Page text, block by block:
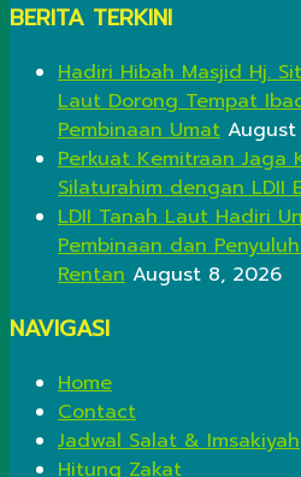
BERITA TERKINI
Hadiri Hibah Masjid Hj.
Laut Dorong Tempat
Pembinaan Umat
Perkuat Kemitraan Jaga
Silaturahim dengan LDII
LDII Tanah Laut Hadiri
Pembinaan dan
Rentan August 8, 2026
NAVIGASI
Home
Contact
Jadwal Salat & Imsakiyah
Hitung Zakat